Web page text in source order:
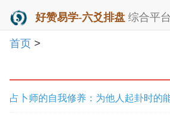
好赞易学-六爻排盘 综合平台
首页 >
占卜师的自我修养：为他人起卦时的